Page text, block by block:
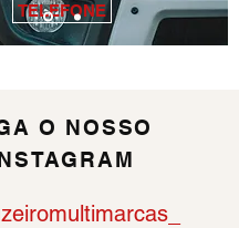
TELEFONE
O NOSSO